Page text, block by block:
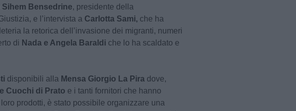
Sihem Bensedrine, presidente della
e l’intervista a Carlotta Sami, che ha
la retorica dell’invasione dei migranti, numeri
di Nada e Angela Baraldi che lo ha scaldato e
disponibili alla Mensa Giorgio La Pira dove,
Cuochi di Prato e i tanti fornitori che hanno
prodotti, è stato possibile organizzare una